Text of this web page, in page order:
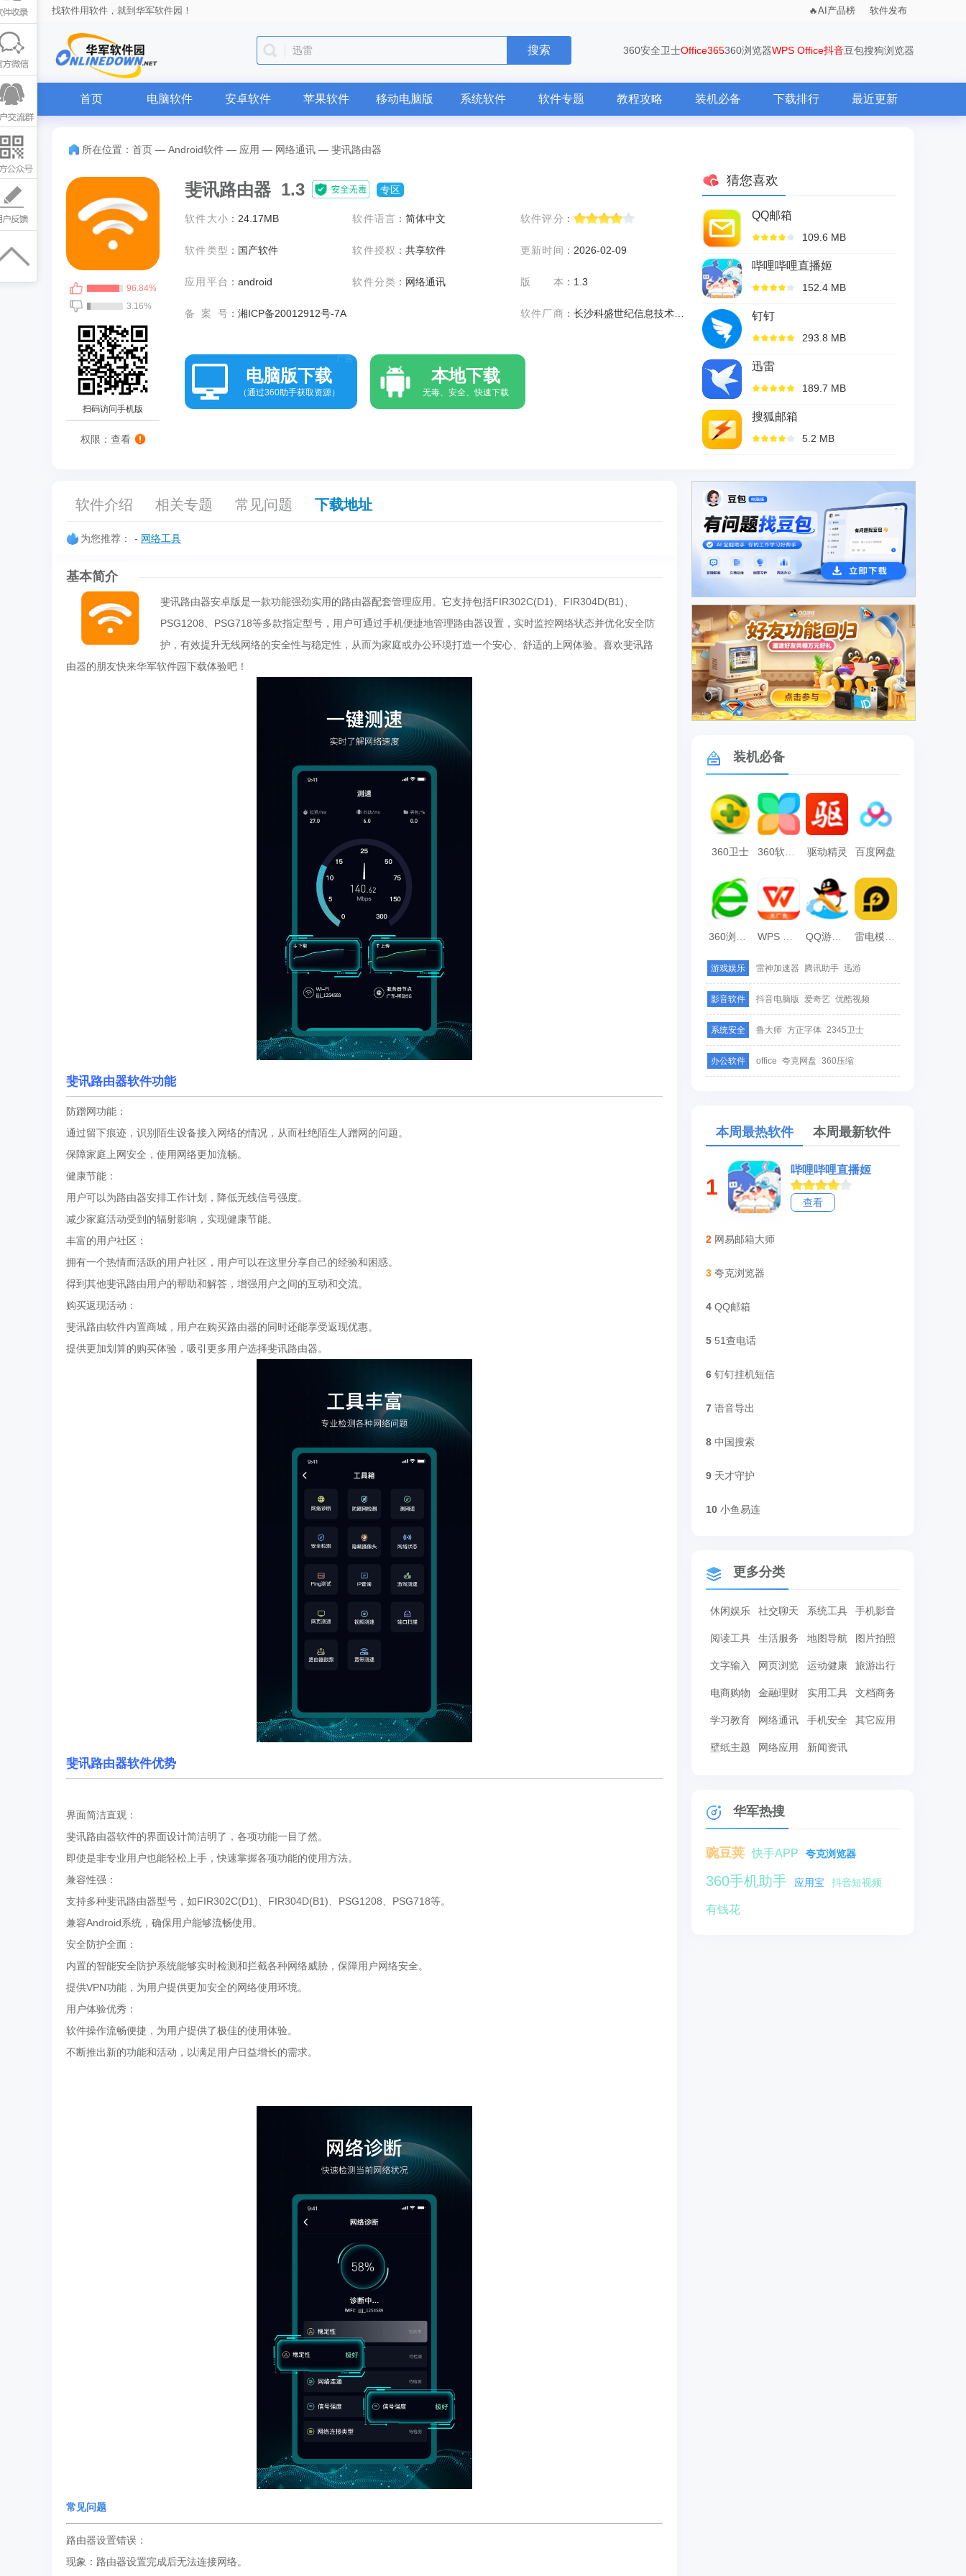
找软件用软件，就到华军软件园！ AI产品榜 软件发布
迅雷 搜索 360安全卫士Office365360浏览器WPS Office抖音豆包搜狗浏览器
首页 电脑软件 安卓软件 苹果软件 移动电脑版 系统软件 软件专题 教程攻略 装机必备 下载排行 最近更新
所在位置： 首页 — Android软件 — 应用 — 网络通讯 — 斐讯路由器
96.84%
3.16%
扫码访问手机版
权限：查看
斐讯路由器 1.3 专区
软件大小 ： 24.17MB 软件语言 ：简体中文 软件评分 ：
软件类型 ： 国产软件 软件授权 ：共享软件 更新时间 ： 2026-02-09
应用平台 ： android 软件分类 ： 网络通讯 版本 ： 1.3
备案号 ： 湘ICP备20012912号-7A 软件厂商 ： 长沙科盛世纪信息技术有限责任公司
电脑版下载
（通过360助手获取资源）
广告
本地下载
无毒、安全、快速下载
猜您喜欢
QQ邮箱
109.6 MB
哔哩哔哩直播姬
152.4 MB
钉钉
293.8 MB
迅雷
189.7 MB
搜狐邮箱
5.2 MB
软件介绍 相关专题 常见问题 下载地址
为您推荐： - 网络工具
基本简介
斐讯路由器安卓版是一款功能强劲实用的路由器配套管理应用。它支持包括FIR302C(D1)、FIR304D(B1)、
PSG1208、PSG718等多款指定型号，用户可通过手机便捷地管理路由器设置，实时监控网络状态并优化安全防
护，有效提升无线网络的安全性与稳定性，从而为家庭或办公环境打造一个安心、舒适的上网体验。喜欢斐讯路
由器的朋友快来华军软件园下载体验吧！
斐讯路由器软件功能
防蹭网功能：
通过留下痕迹，识别陌生设备接入网络的情况，从而杜绝陌生人蹭网的问题。
保障家庭上网安全，使用网络更加流畅。
健康节能：
用户可以为路由器安排工作计划，降低无线信号强度。
减少家庭活动受到的辐射影响，实现健康节能。
丰富的用户社区：
拥有一个热情而活跃的用户社区，用户可以在这里分享自己的经验和困惑。
得到其他斐讯路由用户的帮助和解答，增强用户之间的互动和交流。
购买返现活动：
斐讯路由软件内置商城，用户在购买路由器的同时还能享受返现优惠。
提供更加划算的购买体验，吸引更多用户选择斐讯路由器。
斐讯路由器软件优势
界面简洁直观：
斐讯路由器软件的界面设计简洁明了，各项功能一目了然。
即使是非专业用户也能轻松上手，快速掌握各项功能的使用方法。
兼容性强：
支持多种斐讯路由器型号，如FIR302C(D1)、FIR304D(B1)、PSG1208、PSG718等。
兼容Android系统，确保用户能够流畅使用。
安全防护全面：
内置的智能安全防护系统能够实时检测和拦截各种网络威胁，保障用户网络安全。
提供VPN功能，为用户提供更加安全的网络使用环境。
用户体验优秀：
软件操作流畅便捷，为用户提供了极佳的使用体验。
不断推出新的功能和活动，以满足用户日益增长的需求。
常见问题
路由器设置错误：
现象：路由器设置完成后无法连接网络。
广告
广告
装机必备
360卫士 360软件管家 驱动精灵 百度网盘
雷电模拟器
游戏娱乐 雷神加速器 腾讯助手 迅游
影音软件 抖音电脑版 爱奇艺 优酷视频
系统安全 鲁大师 方正字体 2345卫士
办公软件 office 夸克网盘 360压缩
本周最热软件 本周最新软件
1
哔哩哔哩直播姬
查看
2 网易邮箱大师
3 夸克浏览器
4 QQ邮箱
5 51查电话
6 钉钉挂机短信
7 语音导出
8 中国搜索
9 天才守护
10 小鱼易连
更多分类
休闲娱乐 社交聊天 系统工具 手机影音
阅读工具 生活服务 地图导航 图片拍照
文字输入 网页浏览 运动健康 旅游出行
电商购物 金融理财 实用工具 文档商务
学习教育 网络通讯 手机安全 其它应用
壁纸主题 网络应用 新闻资讯
华军热搜
豌豆荚 快手APP 夸克浏览器
360手机助手 应用宝 抖音短视频
有钱花